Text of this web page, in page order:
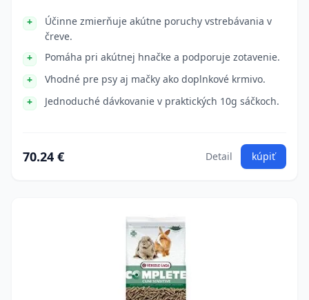
Účinne zmierňuje akútne poruchy vstrebávania v
čreve.
Pomáha pri akútnej hnačke a podporuje zotavenie.
Vhodné pre psy aj mačky ako doplnkové krmivo.
Jednoduché dávkovanie v praktických 10g sáčkoch.
70.24 € Detail kúpiť